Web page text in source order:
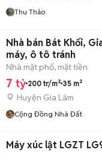
Thu Thảo
Nhà bán Bát Khối,
máy, ô tô tránh
Nhà mặt phố, mặt tiền
7 tỷ 200 tr/m² 35 m²
Huyện Gia Lâm
Cộng Đồng Nhà Đất
Máy xúc lật LGZT